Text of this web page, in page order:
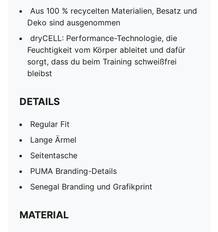
Aus 100 % recycelten Materialien, Besatz und
Deko sind ausgenommen
dryCELL: Performance-Technologie, die
Feuchtigkeit vom Körper ableitet und dafür
sorgt, dass du beim Training schweißfrei
bleibst
DETAILS
Regular Fit
Lange Ärmel
Seitentasche
PUMA Branding-Details
Senegal Branding und Grafikprint
MATERIAL